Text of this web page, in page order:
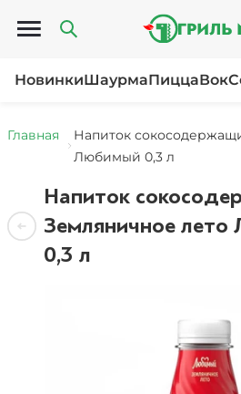
Открыть меню
НовинкиШаурмаПиццаВок
Главная
Напиток
Любимый 0,3 л
Напиток
Земляничное
0,3 л